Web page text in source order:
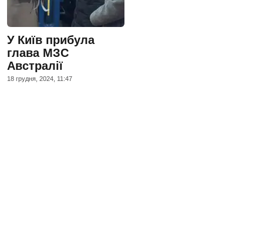
У Київ прибула
глава МЗС
Австралії
18 грудня, 2024, 11:47